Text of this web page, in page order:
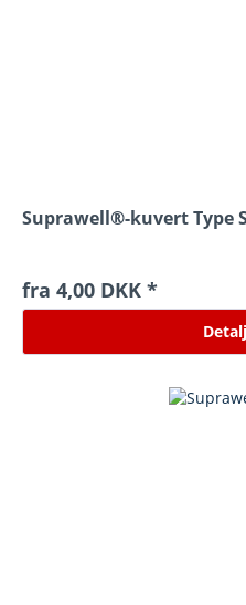
Suprawell®-kuvert Type
fra 4,00 DKK *